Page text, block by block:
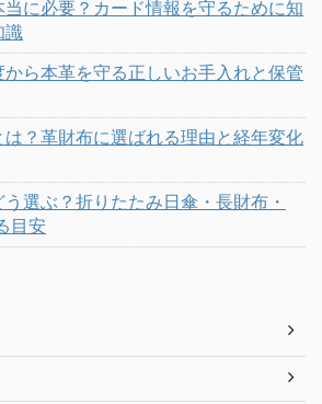
に必要？カード情報を守るために知
識
ら本革を守る正しいお手入れと保管
？革財布に選ばれる理由と経年変化
選ぶ？折りたたみ日傘・長財布・
目安